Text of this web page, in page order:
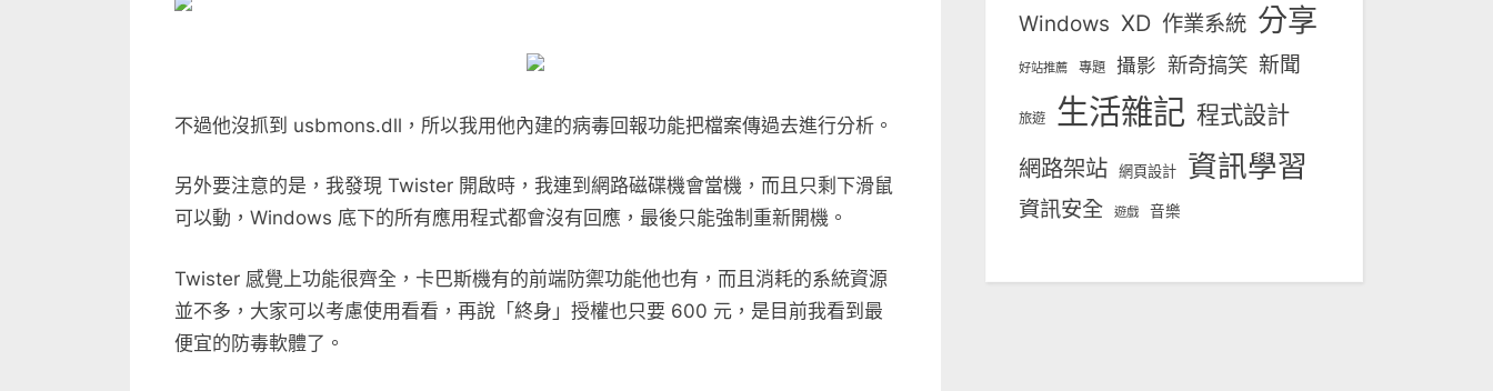
不過他沒抓到 usbmons.dll，所以我用他內建的病毒回報功能把檔案傳過去進行分析。
另外要注意的是，我發現 Twister 開啟時，我連到網路磁碟機會當機，而且只剩下滑鼠
可以動，Windows 底下的所有應用程式都會沒有回應，最後只能強制重新開機。
Twister 感覺上功能很齊全，卡巴斯機有的前端防禦功能他也有，而且消耗的系統資源
並不多，大家可以考慮使用看看，再說「終身」授權也只要 600 元，是目前我看到最
便宜的防毒軟體了。
Windows XD 作業系統 分享
好站推薦 專題 攝影 新奇搞笑 新聞
旅遊 生活雜記 程式設計
網路架站 網頁設計 資訊學習
資訊安全 遊戲 音樂